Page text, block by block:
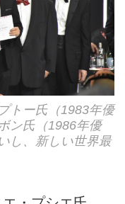
トー氏（1983年優
ン氏（1986年優
し、新しい世界最